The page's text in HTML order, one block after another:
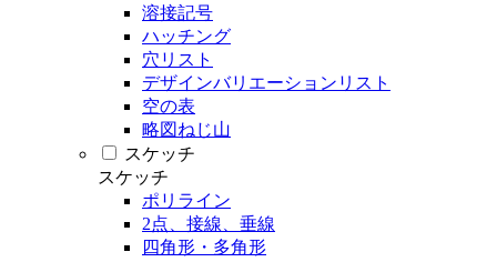
溶接記号
ハッチング
穴リスト
デザインバリエーションリスト
空の表
略図ねじ山
スケッチ
スケッチ
ポリライン
2点、接線、垂線
四角形・多角形